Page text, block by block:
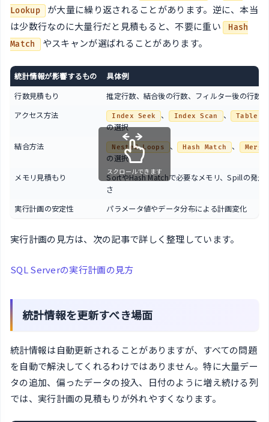
Lookup が大量に繰り返されることがあります。逆に、本当
は少数行なのに大量行だと見積もると、不要に重い
Hash
Match
やスキャンが選ばれることがあります。
統計情報が影響するもの
具体例
行数見積もり
推定行数、結合後の行数、フィルター後の行数
アクセス方法
Index Seek 、 Index Scan 、 Table
の選択
結合方法
Nested Loops 、 Hash Match 、
の選択
メモリ見積もり
SortやHash Matchで必要なメモリ、Spillの発生
さ
実行計画の安定性
パラメータ値やデータ分布による計画変化
スクロールできます
実行計画の見方は、次の記事で詳しく整理しています。
SQL Serverの実行計画の見方
統計情報を更新すべき場面
統計情報は自動更新されることがありますが、すべての問題
を自動で解決してくれるわけではありません。特に大量デー
タの追加、偏ったデータの投入、日付のように増え続ける列
では、実行計画の見積もりが外れやすくなります。